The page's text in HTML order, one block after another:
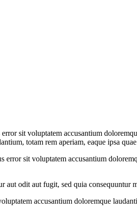
sit voluptatem accusantium
totam rem aperiam, eaque ipsa
error sit voluptatem accusantium
aut odit aut fugit, sed quia consequuntur
accusantium doloremque